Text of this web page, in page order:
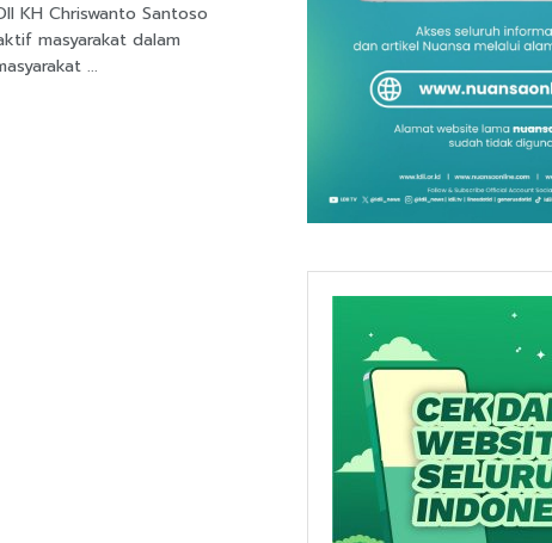
KH Chriswanto Santoso
masyarakat dalam
...